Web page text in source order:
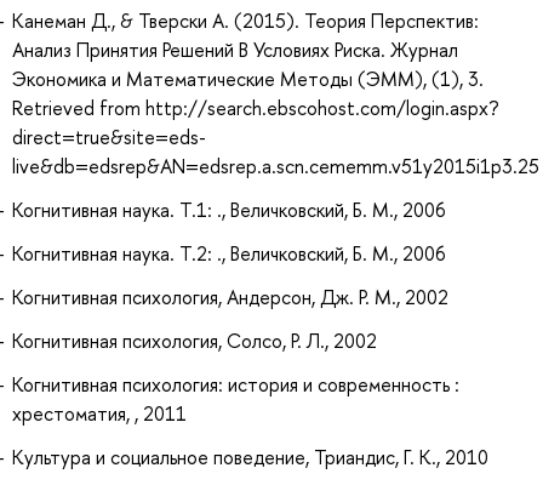
Канеман Д., & Тверски А. (2015). Теория Перспектив:
Анализ Принятия Решений В Условиях Риска. Журнал
Экономика и Математические Методы (ЭММ), (1), 3.
Retrieved from http://search.ebscohost.com/login.aspx?
direct=true&site=eds-
live&db=edsrep&AN=edsrep.a.scn.cememm.v51y2015i1p3.25
Когнитивная наука. Т.1: ., Величковский, Б. М., 2006
Когнитивная наука. Т.2: ., Величковский, Б. М., 2006
Когнитивная психология, Андерсон, Дж. Р. М., 2002
Когнитивная психология, Солсо, Р. Л., 2002
Когнитивная психология: история и современность :
хрестоматия, , 2011
Культура и социальное поведение, Триандис, Г. К., 2010